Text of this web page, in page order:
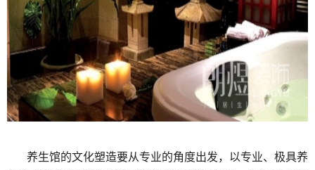
养生馆的文化塑造要从专业的角度出发，以专业、极具养